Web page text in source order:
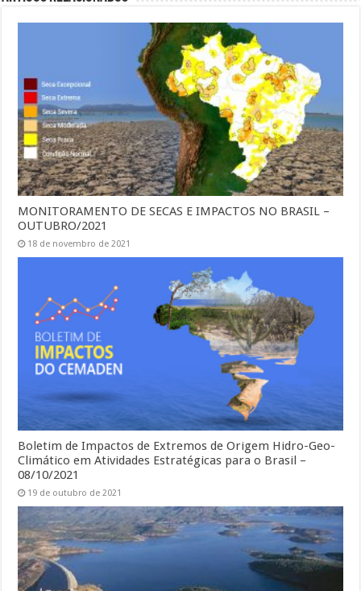
MONITORAMENTO DE SECAS E IMPACTOS NO BRASIL –
OUTUBRO/2021
18 de novembro de 2021
Boletim de Impactos de Extremos de Origem Hidro-Geo-
Climático em Atividades Estratégicas para o Brasil –
08/10/2021
19 de outubro de 2021